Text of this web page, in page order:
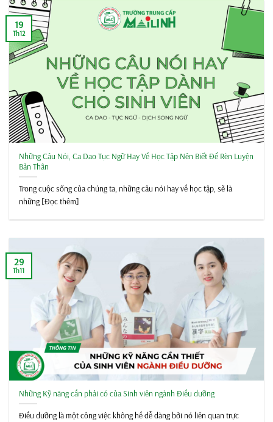
Những Câu Nói, Ca Dao Tục Ngữ Hay Về Học Tập Nên Biết Để Rèn Luyện
Bản Thân
Trong cuộc sống của chúng ta, những câu nói hay về học tập, sẽ là
những [Đọc thêm]
19
Th12
Những Kỹ năng cần phải có của Sinh viên ngành Điều dưỡng
Điều dưỡng là một công việc không hề dễ dàng bởi nó liên quan trực
29
Th11